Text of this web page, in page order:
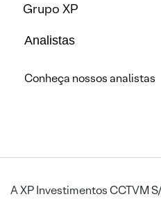
Grupo XP
Analistas
Conheça nossos analistas
A XP Investimentos CCTVM